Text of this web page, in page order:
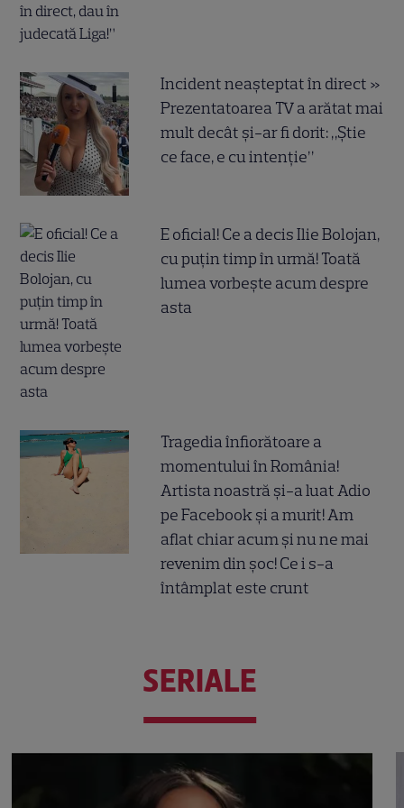
Incident neașteptat în direct »
Prezentatoarea TV a arătat mai
mult decât și-ar fi dorit: „Știe
ce face, e cu intenție”
E oficial! Ce a decis Ilie Bolojan,
cu puțin timp în urmă! Toată
lumea vorbește acum despre
asta
Tragedia înfiorătoare a
momentului în România!
Artista noastră și-a luat Adio
pe Facebook și a murit! Am
aflat chiar acum și nu ne mai
revenim din șoc! Ce i s-a
întâmplat este crunt
SERIALE